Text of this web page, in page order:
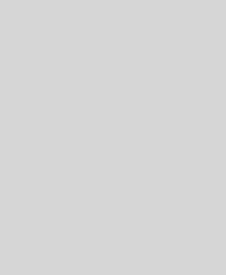
23:01 ┋ BATTALGAZİ’DE